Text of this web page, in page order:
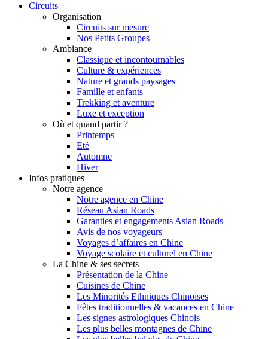
Circuits
Organisation
Circuits sur mesure
Nos Petits Groupes
Ambiance
Classique et incontournables
Culture & expériences
Nature et grands paysages
Famille et enfants
Trekking et aventure
Luxe et exception
Où et quand partir ?
Printemps
Eté
Automne
Hiver
Infos pratiques
Notre agence
Notre agence en Chine
Réseau Asian Roads
Garanties et engagements Asian Roads
Avis de nos voyageurs
Voyages d’affaires en Chine
Voyage scolaire et culturel en Chine
La Chine & ses secrets
Présentation de la Chine
Cuisines de Chine
Les Minorités Ethniques Chinoises
Fêtes traditionnelles & vacances en Chine
Les signes astrologiques Chinois
Les plus belles montagnes de Chine